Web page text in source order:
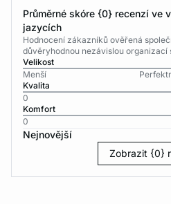
Průměrné skóre {0} recenzí ve
jazycích
Hodnocení zákazníků ověřená
důvěryhodnou nezávislou organizací
Velikost
Menší
Kvalita
0
Komfort
0
Nejnovější
Zobrazit {0}